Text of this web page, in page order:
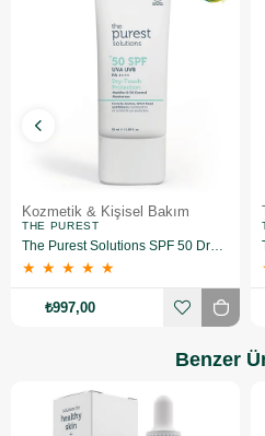
Kozmetik & Kişisel Bakım
THE PUREST
The Purest Solutions SPF 50 Dry Touch Protection 50 ml 3 Adet
★ ★ ★ ★ ★
₺997,00
Benzer